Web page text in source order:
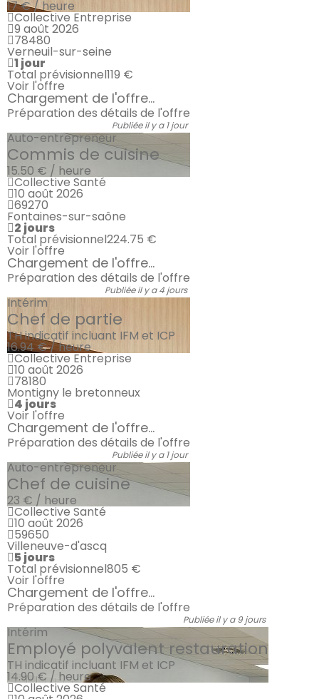
17 € / heure
Collective Entreprise
9 août 2026
78480
Verneuil-sur-seine
1 jour
Total prévisionnel119 €
Voir l'offre
Chargement de l'offre...
Préparation des détails de l'offre
Publiée il y a 1 jour
Auto-entrepreneur
Commis de cuisine
15.50 € / heure
Collective Santé
10 août 2026
69270
Fontaines-sur-saône
2 jours
Total prévisionnel224.75 €
Voir l'offre
Chargement de l'offre...
Préparation des détails de l'offre
Publiée il y a 4 jours
Intérim
Chef de partie
TH indicatif incluant IFM et ICP
16.94 € / heure
Collective Entreprise
10 août 2026
78180
Montigny le bretonneux
4 jours
Voir l'offre
Chargement de l'offre...
Préparation des détails de l'offre
Publiée il y a 1 jour
Auto-entrepreneur
Chef de cuisine
23 € / heure
Collective Santé
10 août 2026
59650
Villeneuve-d'ascq
5 jours
Total prévisionnel805 €
Voir l'offre
Chargement de l'offre...
Préparation des détails de l'offre
Publiée il y a 9 jours
Intérim
Employé polyvalent restauration
TH indicatif incluant IFM et ICP
14.90 € / heure
Collective Santé